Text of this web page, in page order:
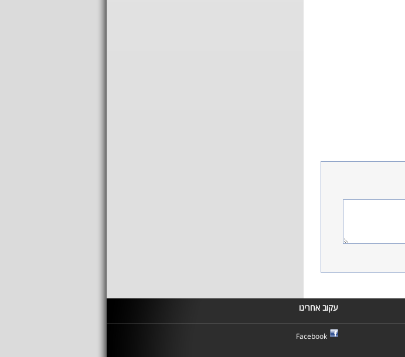
עקוב אחרינו
Facebook